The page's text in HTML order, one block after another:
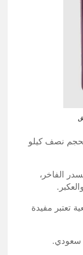
نصف كيلو
الفاخر،
تعتبر مفيدة